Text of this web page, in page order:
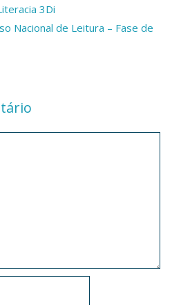
3Di
Nacional de Leitura – Fase de